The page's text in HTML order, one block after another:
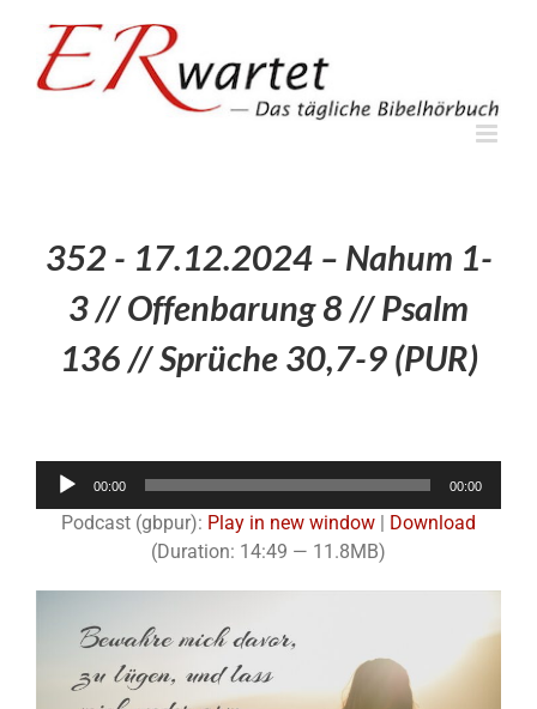
springen
352 - 17.12.2024 – Nahum 1-
3 // Offenbarung 8 // Psalm
136 // Sprüche 30,7-9 (PUR)
Audio-
00:00 00:00
Podcast (gbpur): Play in new window
Download
(Duration: 14:49 — 11.8MB)